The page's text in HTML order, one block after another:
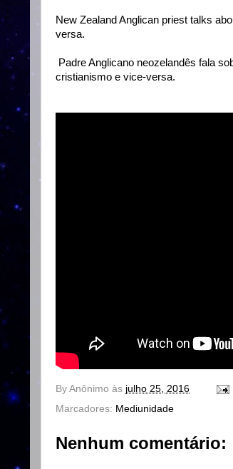
New Zealand Anglican priest talks
versa.
Padre Anglicano neozelandês fala
cristianismo e vice-versa.
By Anônimo às julho 25, 2016
Marcadores: Mediunidade
Nenhum comentário: